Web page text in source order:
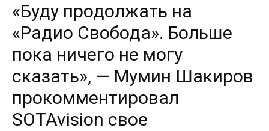
«Буду продолжать на
«Радио Свобода». Больше
пока ничего не могу
сказать», — Мумин Шакиров
прокомментировал
SOTAvision свое